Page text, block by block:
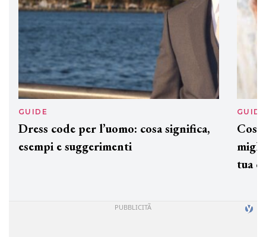
GUIDE
Dress code per l’uomo: cosa significa,
esempi e suggerimenti
GUIDE
tua